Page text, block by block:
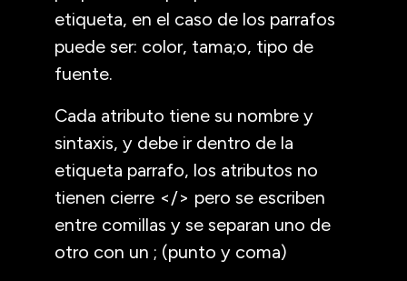
etiqueta, en el caso de los parrafos
puede ser: color, tama;o, tipo de
fuente.
Cada atributo tiene su nombre y
sintaxis, y debe ir dentro de la
etiqueta parrafo, los atributos no
tienen cierre </> pero se escriben
entre comillas y se separan uno de
otro con un ; (punto y coma)